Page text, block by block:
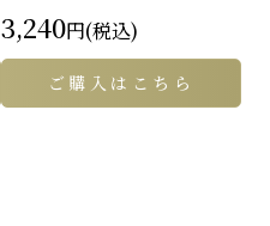
3,240円(税込)
ご購入はこちら